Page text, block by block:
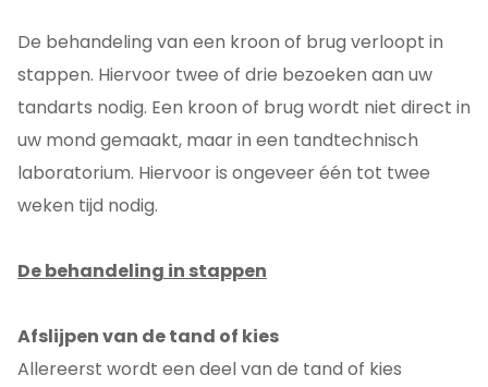
De behandeling van een kroon of brug verloopt in
stappen. Hiervoor twee of drie bezoeken aan uw
tandarts nodig. Een kroon of brug wordt niet direct in
uw mond gemaakt, maar in een tandtechnisch
laboratorium. Hiervoor is ongeveer één tot twee
weken tijd nodig.
De behandeling in stappen
Afslijpen van de tand of kies
Allereerst wordt een deel van de tand of kies